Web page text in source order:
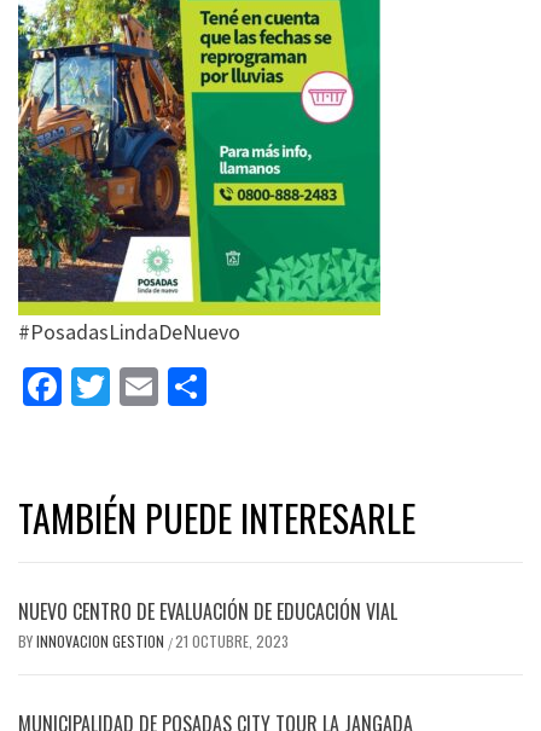
#PosadasLindaDeNuevo
Facebook
Twitter
Email
TAMBIÉN PUEDE INTERESARLE
NUEVO CENTRO DE EVALUACIÓN DE EDUCACIÓN VIAL
BYINNOVACION GESTION /21 OCTUBRE, 2023
MUNICIPALIDAD DE POSADAS CITY TOUR LA JANGADA